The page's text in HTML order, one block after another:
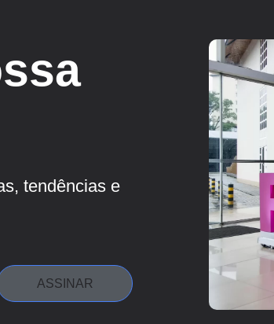
tendências e
ASSINAR